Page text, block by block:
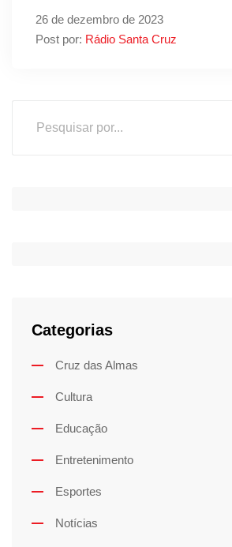
mil vagas
26 de dezembro de 2023
Post por: Rádio Santa Cruz
Categorias
Cruz das Almas
Cultura
Educação
Entretenimento
Esportes
Notícias